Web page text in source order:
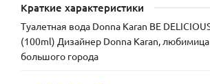
Краткие характеристики
Туалетная вода Donna Karan BE
(100ml) Дизайнер Donna Karan,
большого города